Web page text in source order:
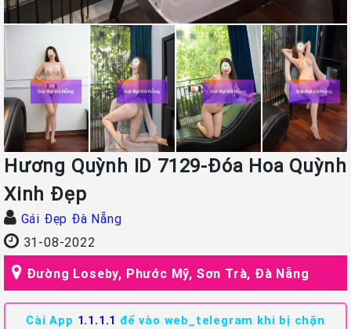
Hương Quỳnh ID 7129-Đóa Hoa Quỳnh
Xinh Đẹp
Gái Đẹp Đà Nẵng
31-08-2022
Đường Loseby, Phước Mỹ, Sơn Trà, Đà Nẵng
Cài App 1.1.1.1 để vào web_telegram khi bị chặn